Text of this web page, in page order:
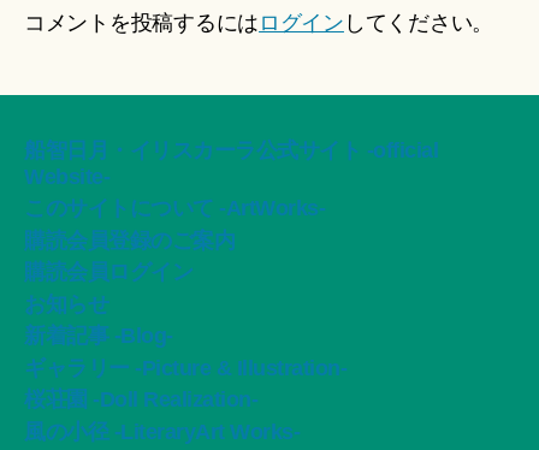
コメントを投稿するには ログイン してください。
船智日月・イリスカーラ公式サイト -official
Website-
このサイトについて -ArtWorks-
購読会員登録のご案内
購読会員ログイン
お知らせ
新着記事 -Blog-
ギャラリー -Picture & Illustration-
桜荘園 -Doll Realization-
風の小径 -LiteraryArt Works-